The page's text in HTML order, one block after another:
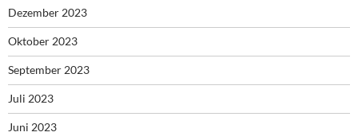
Dezember 2023
Oktober 2023
September 2023
Juli 2023
Juni 2023